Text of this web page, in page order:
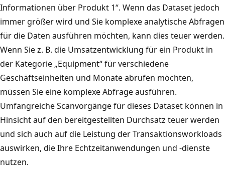
Informationen über Produkt 1“. Wenn das Dataset jedoch
immer größer wird und Sie komplexe analytische Abfragen
für die Daten ausführen möchten, kann dies teuer werden.
Wenn Sie z. B. die Umsatzentwicklung für ein Produkt in
der Kategorie „Equipment“ für verschiedene
Geschäftseinheiten und Monate abrufen möchten,
müssen Sie eine komplexe Abfrage ausführen.
Umfangreiche Scanvorgänge für dieses Dataset können in
Hinsicht auf den bereitgestellten Durchsatz teuer werden
und sich auch auf die Leistung der Transaktionsworkloads
auswirken, die Ihre Echtzeitanwendungen und -dienste
nutzen.